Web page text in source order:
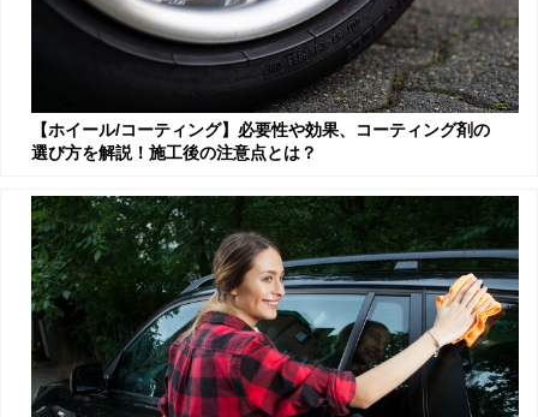
【ホイール/コーティング】必要性や効果、コーティング剤の
選び方を解説！施工後の注意点とは？